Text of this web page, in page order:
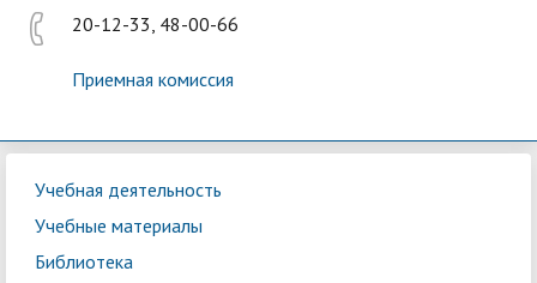
20-12-33, 48-00-66
Приемная комиссия
Учебная деятельность
Учебные материалы
Библиотека